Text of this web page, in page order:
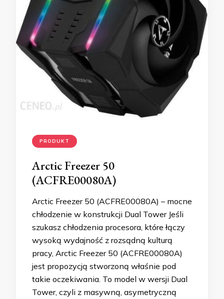
PRODUKT
Arctic Freezer 50
(ACFRE00080A)
Arctic Freezer 50 (ACFRE00080A) – mocne
chłodzenie w konstrukcji Dual Tower Jeśli
szukasz chłodzenia procesora, które łączy
wysoką wydajność z rozsądną kulturą
pracy, Arctic Freezer 50 (ACFRE00080A)
jest propozycją stworzoną właśnie pod
takie oczekiwania. To model w wersji Dual
Tower, czyli z masywną, asymetryczną